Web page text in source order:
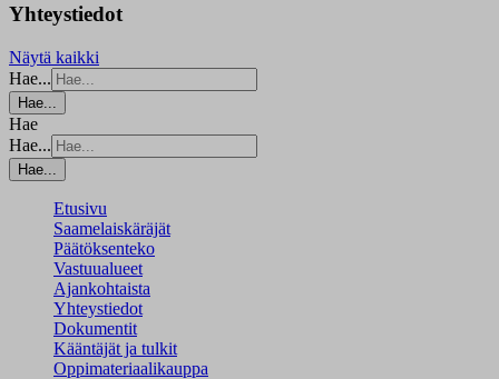
Yhteystiedot
Näytä kaikki
Hae...
Hae...
Hae
Hae...
Hae...
Etusivu
Saamelaiskäräjät
Päätöksenteko
Vastuualueet
Ajankohtaista
Yhteystiedot
Dokumentit
Kääntäjät ja tulkit
Oppimateriaalikauppa